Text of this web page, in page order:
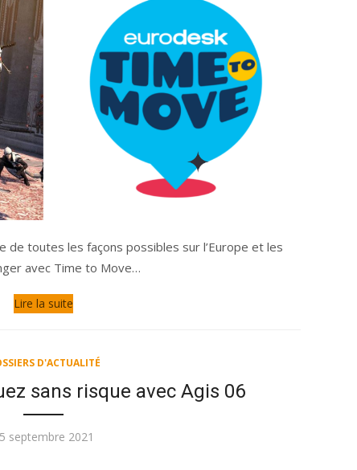
de toutes les façons possibles sur l’Europe et les
avec Time to Move…
Lire la suite
D'ACTUALITÉ
sans risque avec Agis 06
septembre 2021